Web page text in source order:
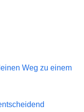
Weg zu einem